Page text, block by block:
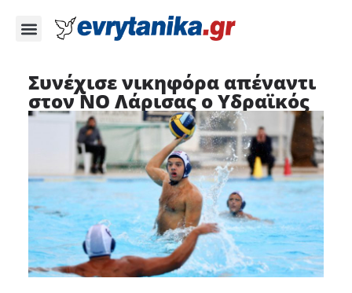
Συνέχισε νικηφόρα απέναντι
στον ΝΟ Λάρισας ο Υδραϊκός